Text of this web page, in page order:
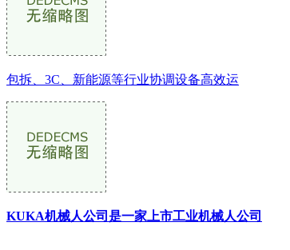
包拆、3C、新能源等行业协调设备高效运
KUKA机械人公司是一家上市工业机械人公司